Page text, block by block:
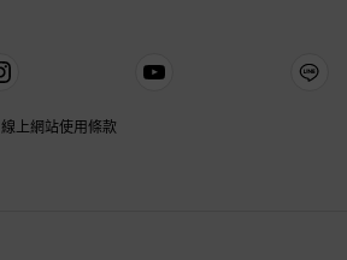
線上網站使用條款